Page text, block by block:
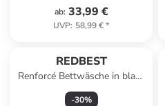
ab: 33,99 €
UVP: 58,99 €*
REDBEST
Renforcé Bettwäsche in blau-
beige
-30%